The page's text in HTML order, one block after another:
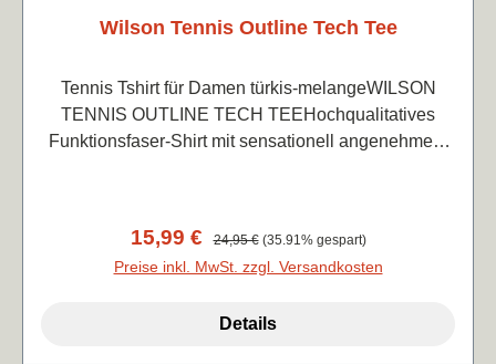
Wilson Tennis Outline Tech Tee
Tennis Tshirt für Damen türkis-melangeWILSON
TENNIS OUTLINE TECH TEEHochqualitatives
Funktionsfaser-Shirt mit sensationell angenehmem
Geruch100% PolyesterWRA727101
Verkaufspreis:
15,99 € Regulärer Preis:
24,95 € (35.91% gespart)
Preise inkl. MwSt. zzgl. Versandkosten
Details